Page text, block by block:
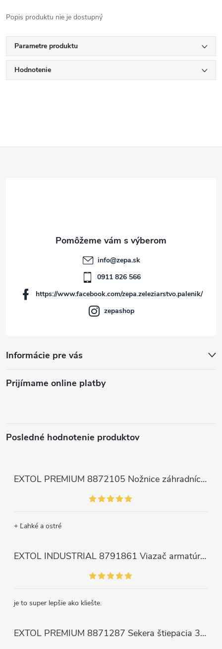
Popis produktu nie je dostupný
Parametre produktu
Hodnotenie
Informácie pre vás
info@zepa.sk
0911 826 566
https://www.facebook.com/zepa.zeleziarstvo.palenik/
zepashop
Prijímame online platby
Posledné hodnotenie produktov
EXTOL PREMIUM 8872105 Nožnice záhradnícke dlhé úzke, 200mm, max. prestrih Ø6mm
+ Ľahké a ostré
EXTOL INDUSTRIAL 8791861 Viazač armatúr aku Share20V, bez aku, drôt 0,8mm, oko 8-34mm, bezuhlíkový motor
je to super lepšie ako kliešte.
EXTOL PREMIUM 8871287 Sekera štiepacia 3500g, nylónová násada 910mm